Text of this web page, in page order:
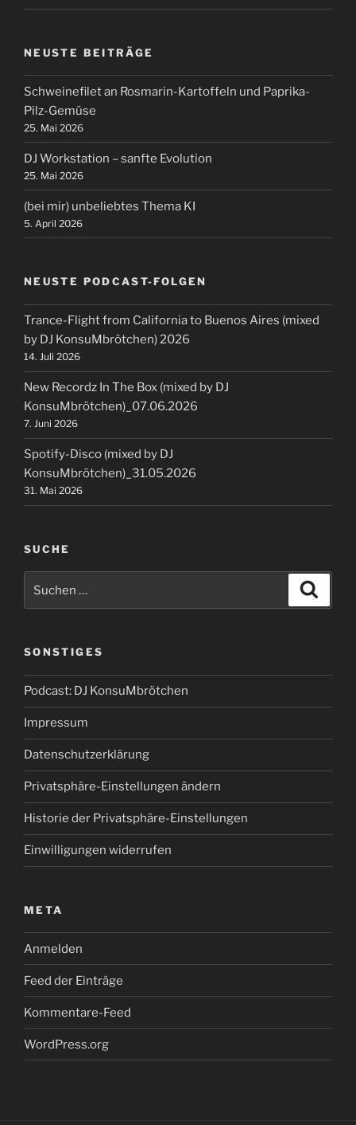
NEUSTE BEITRÄGE
Schweinefilet an Rosmarin-Kartoffeln und Paprika-
Pilz-Gemüse
25. Mai 2026
DJ Workstation – sanfte Evolution
25. Mai 2026
(bei mir) unbeliebtes Thema KI
5. April 2026
NEUSTE PODCAST-FOLGEN
Trance-Flight from California to Buenos Aires (mixed
by DJ KonsuMbrötchen) 2026
14. Juli 2026
New Recordz In The Box (mixed by DJ
KonsuMbrötchen)_07.06.2026
7. Juni 2026
Spotify-Disco (mixed by DJ
KonsuMbrötchen)_31.05.2026
31. Mai 2026
SUCHE
nach:
SONSTIGES
Podcast: DJ KonsuMbrötchen
Impressum
Datenschutzerklärung
Privatsphäre-Einstellungen ändern
Historie der Privatsphäre-Einstellungen
Einwilligungen widerrufen
META
Anmelden
Feed der Einträge
Kommentare-Feed
WordPress.org